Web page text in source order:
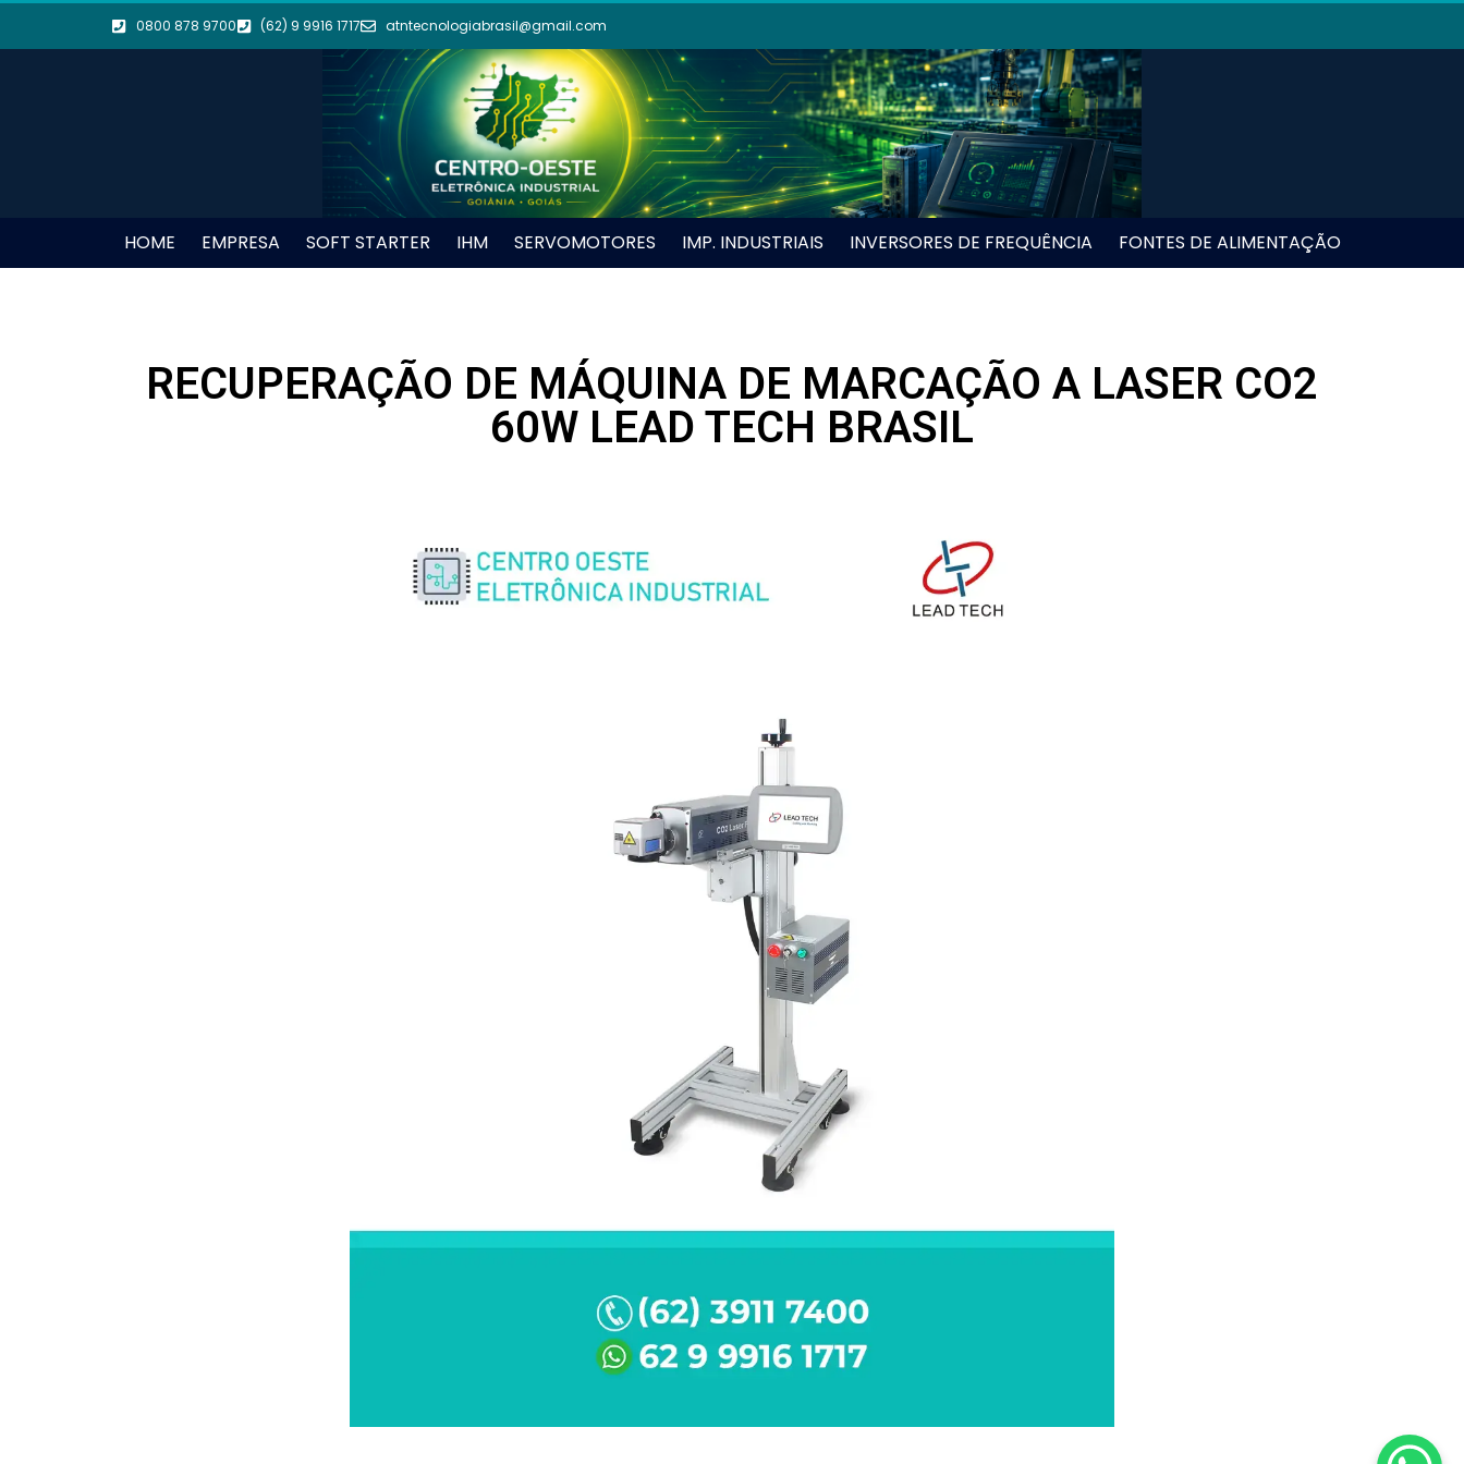
0800 878 9700 (62) 9 9916 1717 atntecnologiabrasil@gmail.com
HOME EMPRESA SOFT STARTER IHM SERVOMOTORES IMP. INDUSTRIAIS INVERSORES DE FREQUÊNCIA FONTES DE ALIMENTAÇÃO
RECUPERAÇÃO DE MÁQUINA DE MARCAÇÃO A LASER CO2
60W LEAD TECH BRASIL